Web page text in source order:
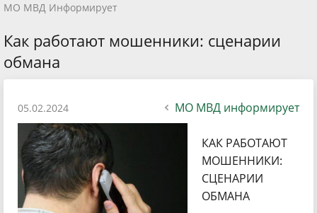
МО МВД Информирует
Как работают мошенники: сценарии
обмана
05.02.2024 МО МВД информирует
КАК РАБОТАЮТ
МОШЕННИКИ:
СЦЕНАРИИ
ОБМАНА